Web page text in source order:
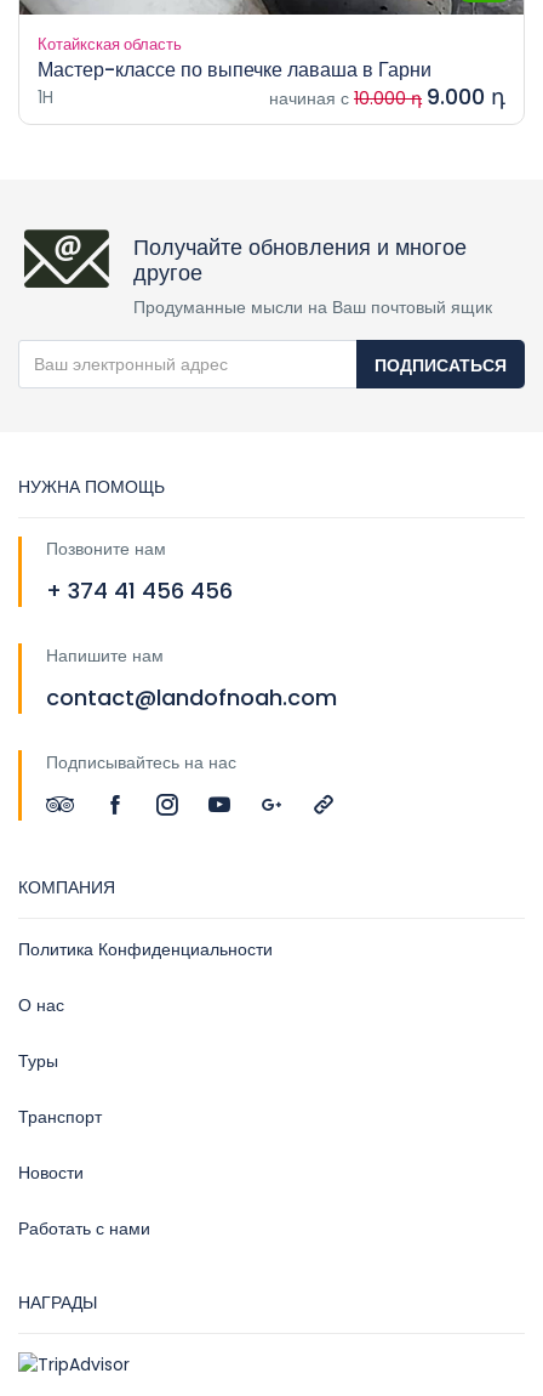
Котайкская область
Мастер-классе по выпечке лаваша в Гарни
1H начиная с 10.000 դ 9.000 դ
Получайте обновления и многое
другое
Продуманные мысли на Ваш почтовый ящик
ПОДПИСАТЬСЯ
НУЖНА ПОМОЩЬ
Позвоните нам
+ 374 41 456 456
Напишите нам
contact@landofnoah.com
Подписывайтесь на нас
КОМПАНИЯ
Политика Конфиденциальности
О нас
Туры
Транспорт
Новости
Работать с нами
НАГРАДЫ